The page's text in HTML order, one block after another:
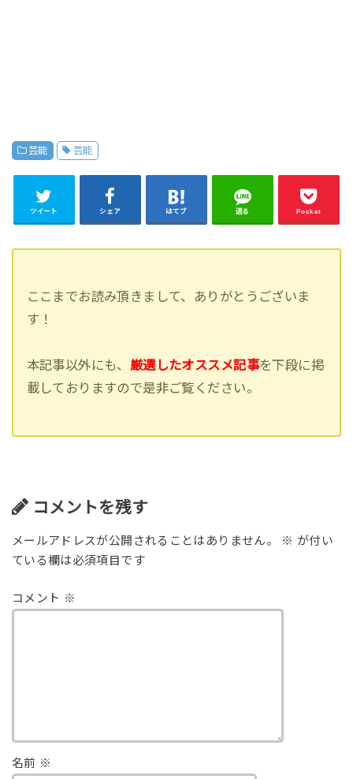
芸能 芸能
ツイート シェア はてブ 送る Pocket
ここまでお読み頂きまして、ありがとうございま
す！
本記事以外にも、 厳選したオススメ記事を下段に掲
載しておりますので是非ご覧ください。
コメントを残す
メールアドレスが公開されることはありません。 ※ が付い
ている欄は必須項目です
コメント ※
名前 ※